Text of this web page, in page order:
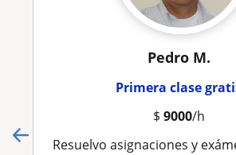
Pedro M.
Primera clase
$ 9000/h
Resuelvo asignaciones y exámenes en finanzas e